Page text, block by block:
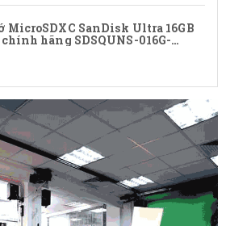
MicroSDXC SanDisk Ultra 16GB
hãng SDSQUNS-016G-